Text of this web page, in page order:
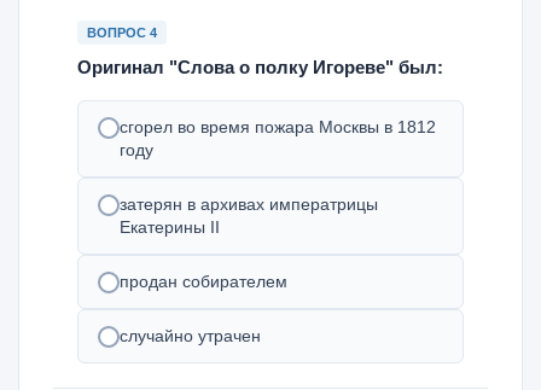
ВОПРОС 4
Оригинал "Слова о полку Игореве" был:
сгорел во время пожара Москвы в 1812
году
затерян в архивах императрицы
Екатерины II
продан собирателем
случайно утрачен